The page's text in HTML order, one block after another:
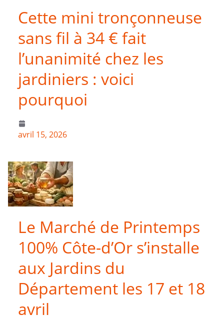
Cette mini tronçonneuse
sans fil à 34 € fait
l’unanimité chez les
jardiniers : voici
pourquoi
avril 15, 2026
Le Marché de Printemps
100% Côte-d’Or s’installe
aux Jardins du
Département les 17 et 18
avril